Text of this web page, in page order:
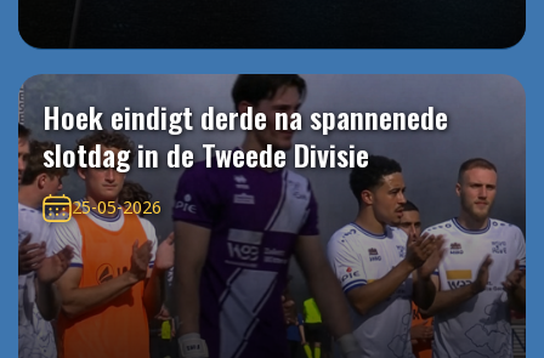
Hoek eindigt derde na spannenede
slotdag in de Tweede Divisie
25-05-2026